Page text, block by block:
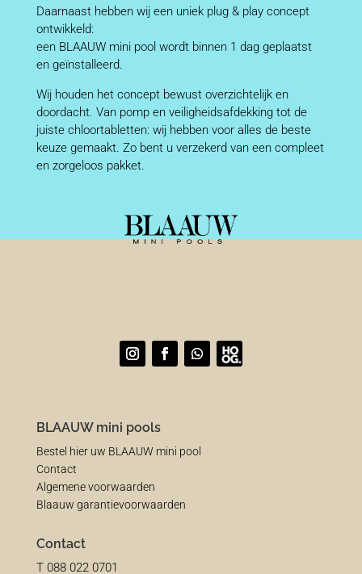
Daarnaast hebben wij een uniek plug & play concept
ontwikkeld:
een BLAAUW mini pool wordt binnen 1 dag geplaatst
en geïnstalleerd.
Wij houden het concept bewust overzichtelijk en
doordacht. Van pomp en veiligheidsafdekking tot de
juiste chloortabletten: wij hebben voor alles de beste
keuze gemaakt. Zo bent u verzekerd van een compleet
en zorgeloos pakket.
BLAAUW mini pools
Bestel hier uw BLAAUW mini pool
Contact
Algemene voorwaarden
Blaauw garantievoorwaarden
Contact
T 088 022 0701